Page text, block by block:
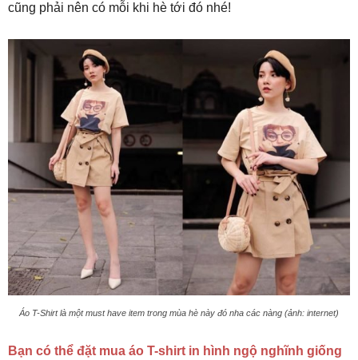
cũng phải nên có mỗi khi hè tới đó nhé!
Áo T-Shirt là một must have item trong mùa hè này đó nha các nàng (ảnh: internet)
Bạn có thể đặt mua áo T-shirt in hình ngộ nghĩnh giống